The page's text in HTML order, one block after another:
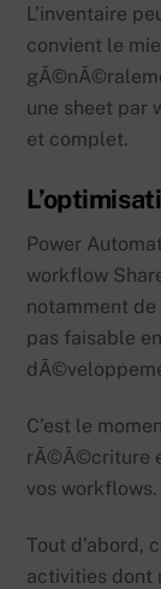
L’inventaire
convient le
une sheet par
et complet.
Power
workflow
notamment
pas faisable
C’est le
rÃ©Ã©criture
vos workflows.
Tout d’abord,
activities dont